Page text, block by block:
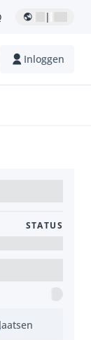
|
Inloggen
STATUS